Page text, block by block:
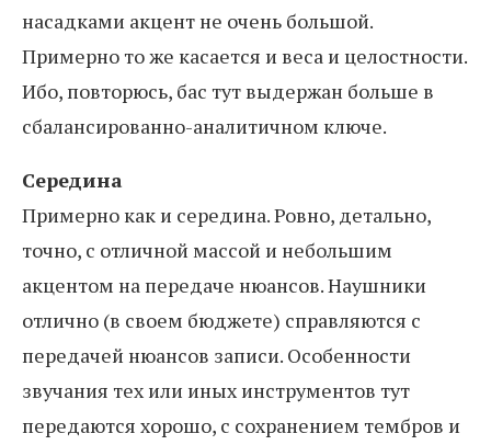
насадками акцент не очень большой.
Примерно то же касается и веса и целостности.
Ибо, повторюсь, бас тут выдержан больше в
сбалансированно-аналитичном ключе.
Середина
Примерно как и середина. Ровно, детально,
точно, с отличной массой и небольшим
акцентом на передаче нюансов. Наушники
отлично (в своем бюджете) справляются с
передачей нюансов записи. Особенности
звучания тех или иных инструментов тут
передаются хорошо, с сохранением тембров и